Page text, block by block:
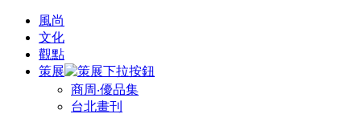
風尚
文化
觀點
策展
商周‧優品集
台北畫刊